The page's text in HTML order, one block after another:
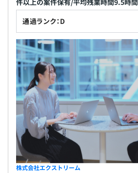
通過ランク：D
株式会社エクストリーム